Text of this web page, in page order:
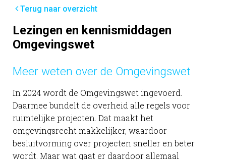
Terug naar overzicht
Lezingen en kennismiddagen
Omgevingswet
Meer weten over de Omgevingswet
In 2024 wordt de Omgevingswet ingevoerd.
Daarmee bundelt de overheid alle regels voor
ruimtelijke projecten. Dat maakt het
omgevingsrecht makkelijker, waardoor
besluitvorming over projecten sneller en beter
wordt. Maar wat gaat er daardoor allemaal